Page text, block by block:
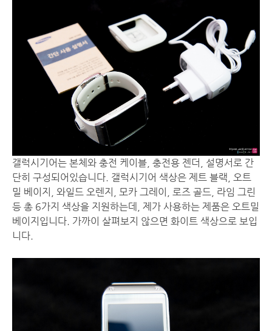
갤럭시기어는 본체와 충전 케이블, 충전용 젠더, 설명서로 간
단히 구성되어있습니다. 갤럭시기어 색상은 제트 블랙, 오트
밀 베이지, 와일드 오렌지, 모카 그레이, 로즈 골드, 라임 그린
등 총 6가지 색상을 지원하는데, 제가 사용하는 제품은 오트밀
베이지입니다. 가까이 살펴보지 않으면 화이트 색상으로 보입
니다.